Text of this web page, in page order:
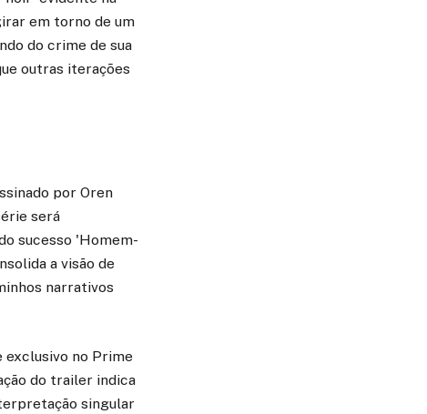
em torno de um
do crime de sua
outras iterações
por Oren
será
sucesso 'Homem-
a visão de
narrativos
exclusivo no Prime
do trailer indica
singular